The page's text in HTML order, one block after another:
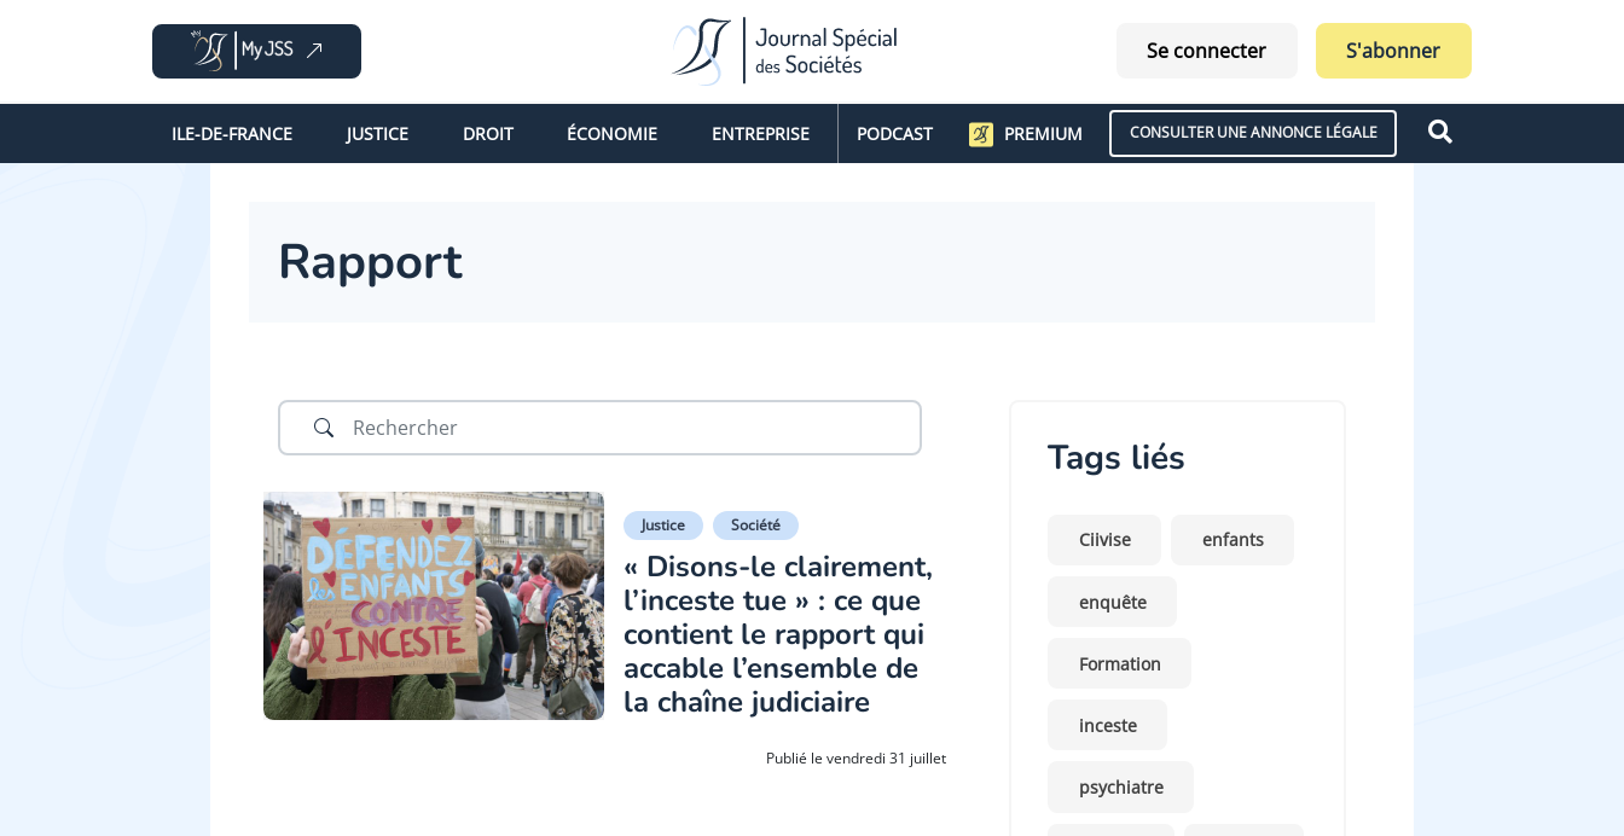
Se connecter S'abonner
ILE-DE-FRANCE JUSTICE DROIT ÉCONOMIE ENTREPRISE PODCAST PREMIUM CONSULTER UNE ANNONCE LÉGALE
Rapport
Justice Société
« Disons-le clairement,
l’inceste tue » : ce que
contient le rapport qui
accable l’ensemble de
la chaîne judiciaire
Publié le vendredi 31 juillet
Tags liés
Ciivise enfants
enquête
Formation
inceste
psychiatre